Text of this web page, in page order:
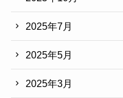
2025年7月
2025年5月
2025年3月